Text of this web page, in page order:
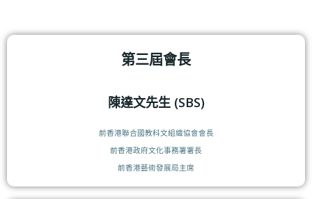
第三屆會長
陳達文先生 (SBS)
前香港聯合國教科文組織協會會長
前香港政府文化事務署署長
前香港藝術發展局主席